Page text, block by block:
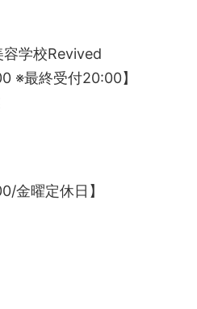
学校Revived
※最終受付20:00】
金曜定休日】